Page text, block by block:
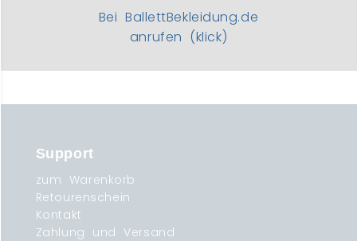
Bei BallettBekleidung.de
anrufen (klick)
Support
zum Warenkorb
Retourenschein
Kontakt
Zahlung und Versand